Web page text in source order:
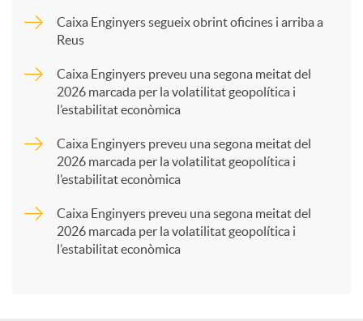
p
a
Caixa Enginyers segueix obrint oficines i arriba a
Reus
Caixa Enginyers preveu una segona meitat del
2026 marcada per la volatilitat geopolítica i
l’estabilitat econòmica
Caixa Enginyers preveu una segona meitat del
2026 marcada per la volatilitat geopolítica i
l’estabilitat econòmica
Caixa Enginyers preveu una segona meitat del
2026 marcada per la volatilitat geopolítica i
l’estabilitat econòmica